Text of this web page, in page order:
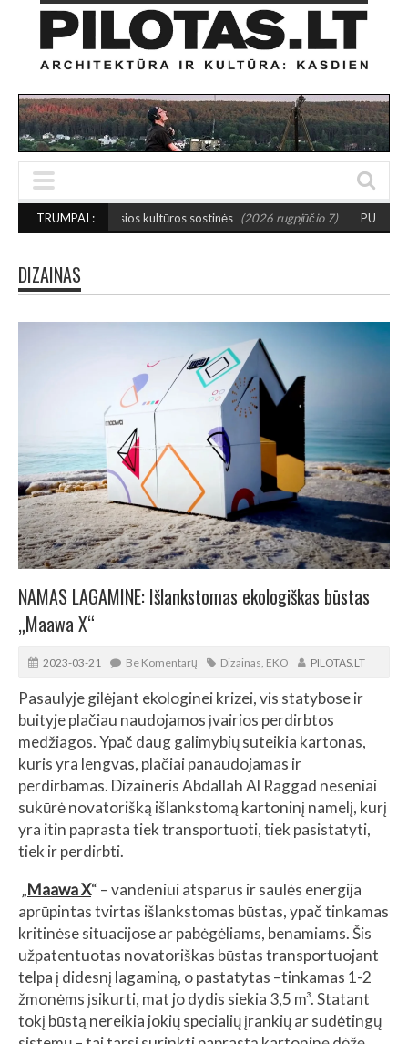
TRUMPAI :
kultūros sostinės (2026 rugpjūčio 7) PUSIAUSVYROS AKTAS
DIZAINAS
NAMAS LAGAMINE: Išlankstomas ekologiškas būstas
„Maawa X“
2023-03-21 Be Komentarų Dizainas, EKO PILOTAS.LT
Pasaulyje gilėjant ekologinei krizei, vis statybose ir
buityje plačiau naudojamos įvairios perdirbtos
medžiagos. Ypač daug galimybių suteikia kartonas,
kuris yra lengvas, plačiai panaudojamas ir
perdirbamas. Dizaineris Abdallah Al Raggad neseniai
sukūrė novatorišką išlankstomą kartoninį namelį, kurį
yra itin paprasta tiek transportuoti, tiek pasistatyti,
tiek ir perdirbti.
„Maawa X“ – vandeniui atsparus ir saulės energija
aprūpintas tvirtas išlankstomas būstas, ypač tinkamas
kritinėse situacijose ar pabėgėliams, benamiams. Šis
užpatentuotas novatoriškas būstas transportuojant
telpa į didesnį lagaminą, o pastatytas –tinkamas 1-2
žmonėms įsikurti, mat jo dydis siekia 3,5 m³. Statant
tokį būstą nereikia jokių specialių įrankių ar sudėtingų